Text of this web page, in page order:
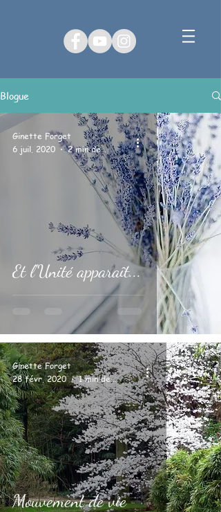
Blogue
Et l'Unité apparaît...
Ginette Forget
6 juil. 2020
2 min de lecture
Mouvement de vie
Ginette Forget
28 févr. 2020
1 min de lecture